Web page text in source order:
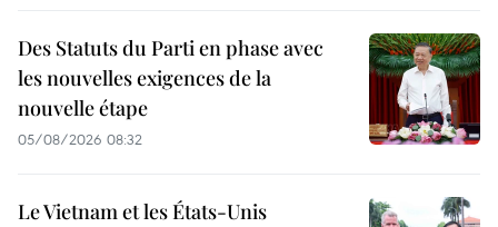
Des Statuts du Parti en phase avec
les nouvelles exigences de la
nouvelle étape
05/08/2026 08:32
Le Vietnam et les États-Unis